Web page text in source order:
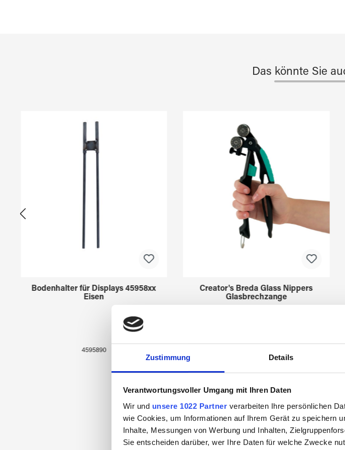
Zustimmung Details
Verantwortungsvoller Umgang mit Ihren Daten
Wir und unsere 1022 Partner verarbeiten Ihre persönlichen
wie Cookies, um Informationen auf Ihrem Gerät zu speichern
Inhalte, Messungen von Werbung und Inhalten,
Sie entscheiden darüber, wer Ihre Daten für welche Zwecke
Das könnte Sie
Bodenhalter für Displays 45958xx
Eisen
4595890
Creator's Breda Glass Nippers
Glasbrechzange
Zuletzt